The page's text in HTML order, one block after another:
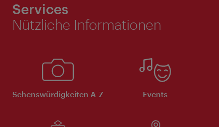
Services
Nützliche Informationen
Sehenswürdigkeiten A-Z Events